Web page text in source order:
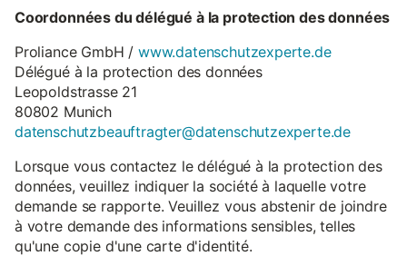
Coordonnées du délégué à la protection des données
Proliance GmbH /www.datenschutzexperte.de
Délégué à la protection des données
Leopoldstrasse 21
80802 Munich
datenschutzbeauftragter@datenschutzexperte.de
Lorsque vous contactez le délégué à la protection des
données, veuillez indiquer la société à laquelle votre
demande se rapporte. Veuillez vous abstenir de joindre
à votre demande des informations sensibles, telles
qu'une copie d'une carte d'identité.